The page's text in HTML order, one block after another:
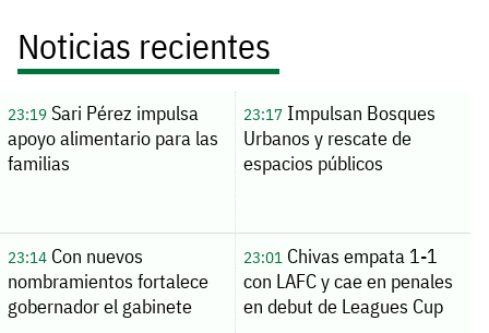
Noticias recientes
23:19Sari Pérez impulsa
apoyo alimentario para las
familias
23:17Impulsan Bosques
Urbanos y rescate de
espacios públicos
23:14Con nuevos
nombramientos fortalece
gobernador el gabinete
23:01Chivas empata 1-1
con LAFC y cae en penales
en debut de Leagues Cup